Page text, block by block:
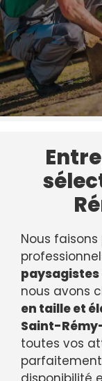
Nous
paysagistes
nous avons
en taille et
Saint-
toutes vos